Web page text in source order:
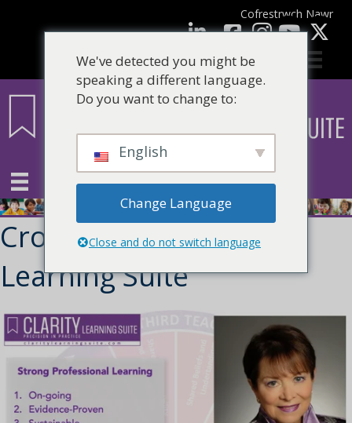
Cofrestrwch Nawr
LinkedInfacebook YouTube
Croeso i'r CLARITY
Learning Suite
We've detected you might be
speaking a different language.
Do you want to change to:
English
Change Language
Close and do not switch language